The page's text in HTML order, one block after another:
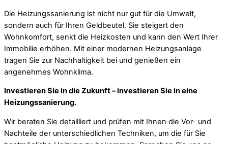
Die Heizungssanierung ist nicht nur gut für die Umwelt,
sondern auch für Ihren Geldbeutel. Sie steigert den
Wohnkomfort, senkt die Heizkosten und kann den Wert Ihrer
Immobilie erhöhen. Mit einer modernen Heizungsanlage
tragen Sie zur Nachhaltigkeit bei und genießen ein
angenehmes Wohnklima.
Investieren Sie in die Zukunft – investieren Sie in eine
Heizungssanierung.
Wir beraten Sie detailliert und prüfen mit Ihnen die Vor- und
Nachteile der unterschiedlichen Techniken, um die für Sie